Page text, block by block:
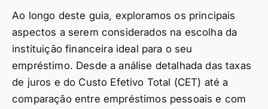
Ao longo deste guia, exploramos os principais
aspectos a serem considerados na escolha da
instituição financeira ideal para o seu
empréstimo. Desde a análise detalhada das taxas
de juros e do Custo Efetivo Total (CET) até a
comparação entre empréstimos pessoais e com